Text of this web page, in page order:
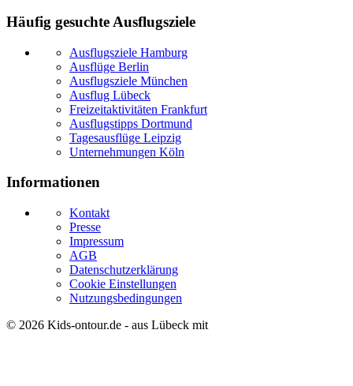
Häufig gesuchte Ausflugsziele
Ausflugsziele Hamburg
Ausflüge Berlin
Ausflugsziele München
Ausflug Lübeck
Freizeitaktivitäten Frankfurt
Ausflugstipps Dortmund
Tagesausflüge Leipzig
Unternehmungen Köln
Informationen
Kontakt
Presse
Impressum
AGB
Datenschutzerklärung
Cookie Einstellungen
Nutzungsbedingungen
© 2026 Kids-ontour.de - aus Lübeck mit